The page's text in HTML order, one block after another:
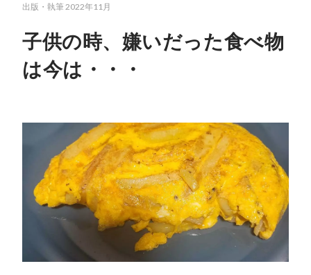
出版・執筆2022年11月
子供の時、嫌いだった食べ物
は今は・・・